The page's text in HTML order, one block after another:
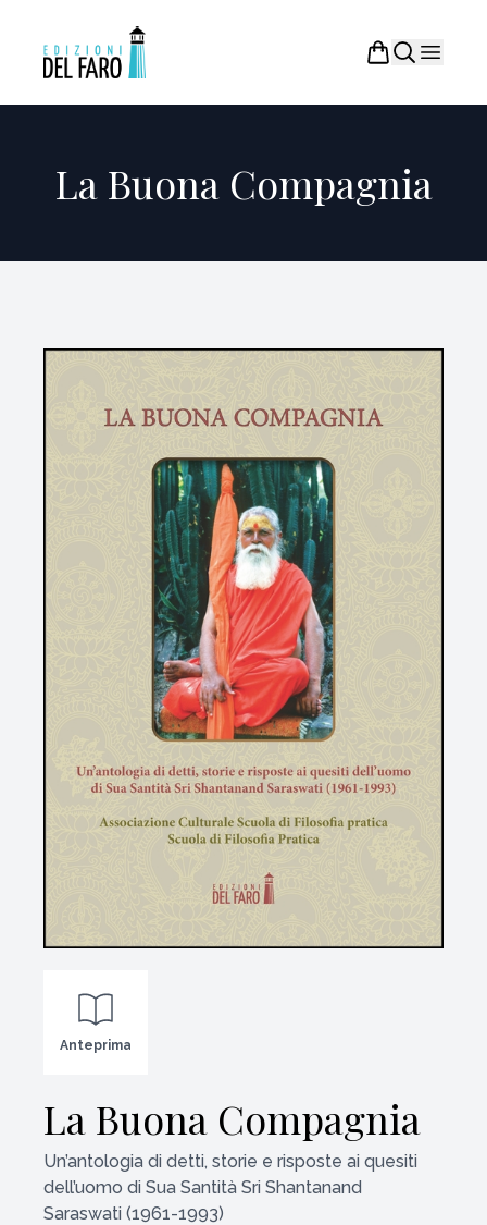
La Buona Compagnia
Anteprima
La Buona Compagnia
Un’antologia di detti, storie e risposte ai quesiti
dell’uomo di Sua Santità Sri Shantanand
Saraswati (1961-1993)